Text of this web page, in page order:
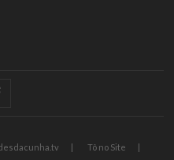
facebook
Tô no Site